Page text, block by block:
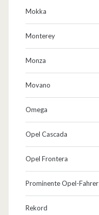
Mokka
Monterey
Monza
Movano
Omega
Opel Cascada
Opel Frontera
Prominente Opel-Fahrer
Rekord